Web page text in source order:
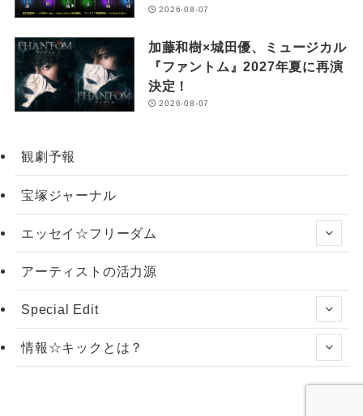
2026-08-07
加藤和樹×城田優、ミュージカル
『ファントム』2027年夏に再演
決定！
2026-08-07
観劇予報
宝塚ジャーナル
エッセイ☆フリーダム
アーティストの活力源
Special Edit
情報☆キックとは？